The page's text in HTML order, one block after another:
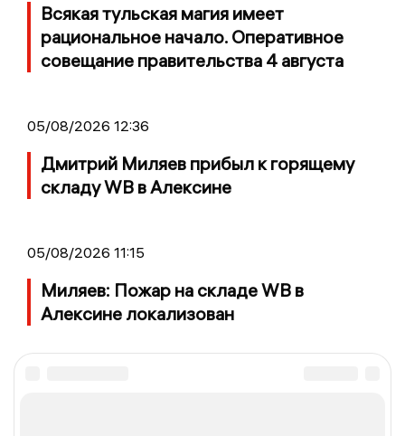
Всякая тульская магия имеет
рациональное начало. Оперативное
совещание правительства 4 августа
05/08/2026 12:36
Дмитрий Миляев прибыл к горящему
складу WB в Алексине
05/08/2026 11:15
Миляев: Пожар на складе WB в
Алексине локализован